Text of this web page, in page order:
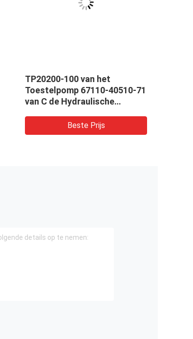
TP20200-100 van het
Toestelpomp 67110-40510-71
van C de Hydraulische
LaderbulldozerBeste Prijs